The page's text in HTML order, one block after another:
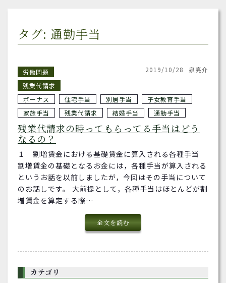
タグ: 通勤手当
労働問題
残業代請求
2019/10/28 泉亮介
ボーナス 住宅手当 別居手当
子女教育手当
家族手当
残業代請求 結婚手当 通勤手当
残業代請求の時ってもらってる手当はどう
なるの？
１ 割増賃金における基礎賃金に算入される各種手当
割増賃金の基礎となるお金には，各種手当が算入される
というお話を以前しましたが，今回はその手当について
のお話しです。 大前提として，各種手当はほとんどが割
増賃金を算定する際…
全文を読む
カテゴリ